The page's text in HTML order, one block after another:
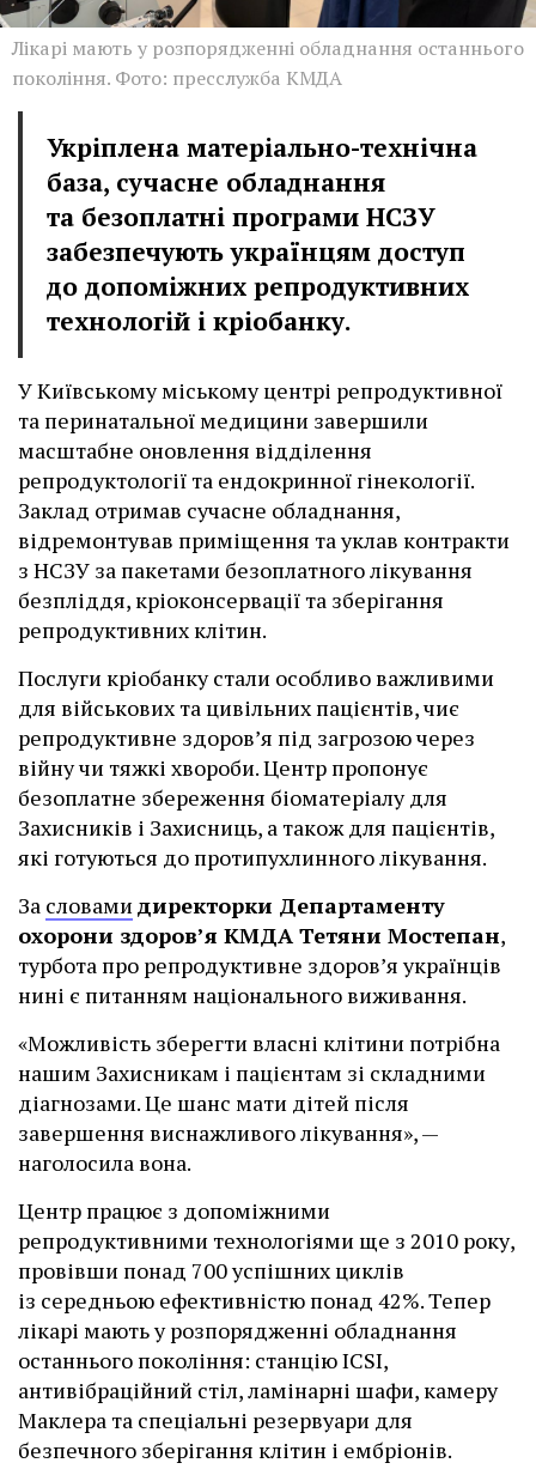
Лікарі мають у розпорядженні обладнання останнього
покоління. Фото: пресслужба КМДА
Укріплена матеріально-технічна
база, сучасне обладнання
та безоплатні програми НСЗУ
забезпечують українцям доступ
до допоміжних репродуктивних
технологій і кріобанку.
У Київському міському центрі репродуктивної
та перинатальної медицини завершили
масштабне оновлення відділення
репродуктології та ендокринної гінекології.
Заклад отримав сучасне обладнання,
відремонтував приміщення та уклав контракти
з НСЗУ за пакетами безоплатного лікування
безпліддя, кріоконсервації та зберігання
репродуктивних клітин.
Послуги кріобанку стали особливо важливими
для військових та цивільних пацієнтів, чиє
репродуктивне здоров’я під загрозою через
війну чи тяжкі хвороби. Центр пропонує
безоплатне збереження біоматеріалу для
Захисників і Захисниць, а також для пацієнтів,
які готуються до протипухлинного лікування.
За словамидиректорки Департаменту
охорони здоров’я КМДА Тетяни Мостепан,
турбота про репродуктивне здоров’я українців
нині є питанням національного виживання.
«Можливість зберегти власні клітини потрібна
нашим Захисникам і пацієнтам зі складними
діагнозами. Це шанс мати дітей після
завершення виснажливого лікування», —
наголосила вона.
Центр працює з допоміжними
репродуктивними технологіями ще з 2010 року,
провівши понад 700 успішних циклів
із середньою ефективністю понад 42%. Тепер
лікарі мають у розпорядженні обладнання
останнього покоління: станцію ІCSI,
антивібраційний стіл, ламінарні шафи, камеру
Маклера та спеціальні резервуари для
безпечного зберігання клітин і ембріонів.